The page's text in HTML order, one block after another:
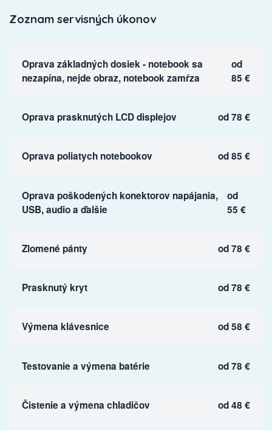
Zoznam servisných úkonov
Oprava základných dosiek - notebook sa
nezapína, nejde obraz, notebook zamŕza
od
85 €
Oprava prasknutých LCD displejov od 78 €
Oprava poliatych notebookov od 85 €
Oprava poškodených konektorov napájania,
USB, audio a ďalšie
od
55 €
Zlomené pánty od 78 €
Prasknutý kryt od 78 €
Výmena klávesnice od 58 €
Testovanie a výmena batérie od 78 €
Čistenie a výmena chladičov od 48 €